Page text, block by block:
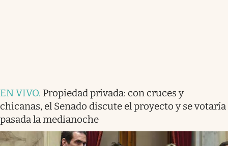
EN VIVO. Propiedad privada: con cruces y
chicanas, el Senado discute el proyecto y se votaría
pasada la medianoche